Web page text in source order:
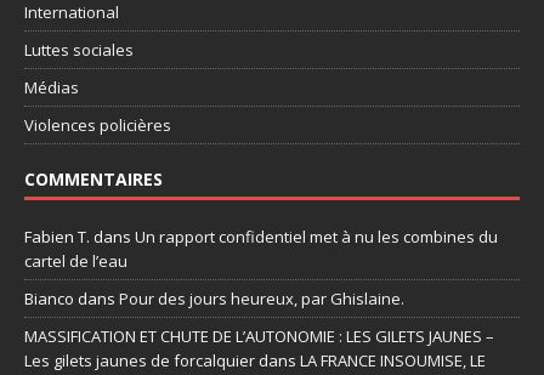
International
Luttes sociales
Médias
Violences policières
COMMENTAIRES
Fabien T. dans Un rapport confidentiel met à nu les combines du
cartel de l’eau
Bianco dans Pour des jours heureux, par Ghislaine.
MASSIFICATION ET CHUTE DE L’AUTONOMIE : LES GILETS JAUNES –
Les gilets jaunes de forcalquier dans LA FRANCE INSOUMISE, LE